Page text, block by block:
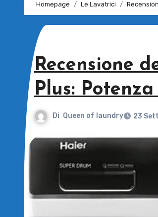
Homepage Le Lavatrici
Recensione
Plus:
Di Queen of laundry 23